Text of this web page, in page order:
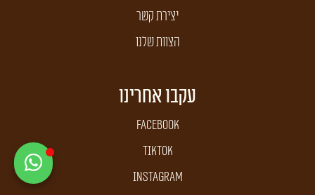
יצירת קשר
הצוות שלנו
עקבו אחרינו
Facebook
TikTok
Instagram